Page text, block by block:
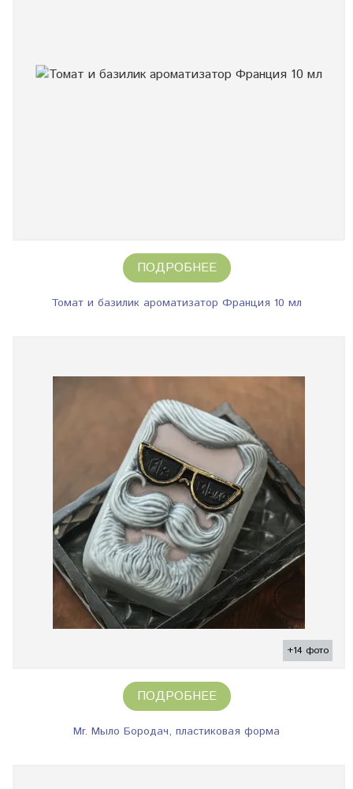
ПОДРОБНЕЕ
Томат и базилик ароматизатор Франция 10 мл
+14 фото
ПОДРОБНЕЕ
Mr. Мыло Бородач, пластиковая форма